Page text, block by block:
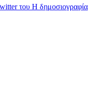
του Η δημοσιογραφία